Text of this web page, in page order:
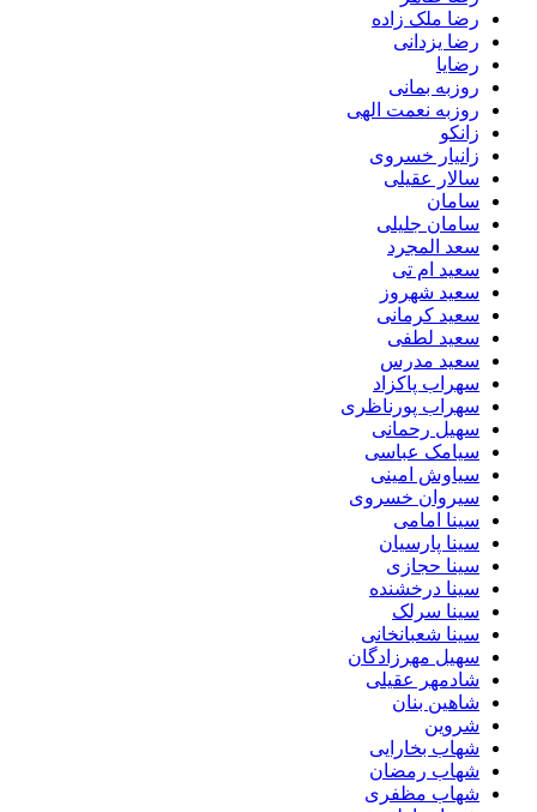
رضا ملک زاده
رضا یزدانی
رضایا
روزبه بمانى
روزبه نعمت الهی
زانکو
زانیار خسروی
سالار عقیلی
سامان
سامان جلیلی
سعد المجرد
سعید ام تی
سعید شهروز
سعید کرمانی
سعید لطفی
سعید مدرس
سهراب پاکزاد
سهراب پورناظری
سهیل رحمانی
سیامک عباسی
سیاوش امینی
سیروان خسروی
سینا امامی
سینا پارسیان
سینا حجازی
سینا درخشنده
سینا سرلک
سینا شعبانخانی
سهیل مهرزادگان
شادمهر عقیلی
شاهین بنان
شروین
شهاب بخارایی
شهاب رمضان
شهاب مظفری